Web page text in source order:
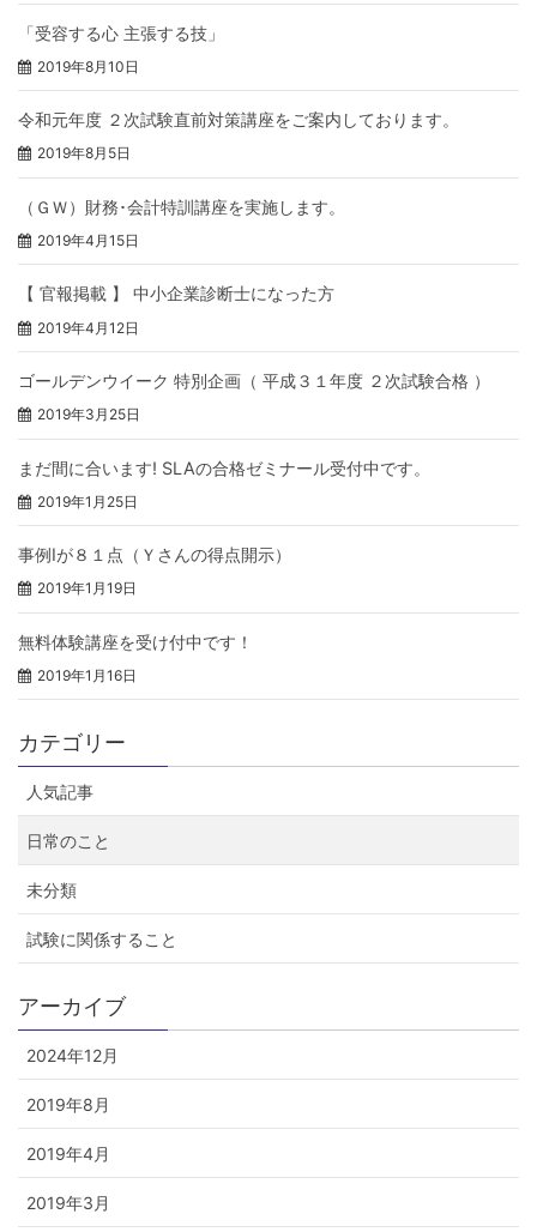
「受容する心 主張する技」
2019年8月10日
令和元年度 ２次試験直前対策講座をご案内しております。
2019年8月5日
（ＧＷ）財務･会計特訓講座を実施します。
2019年4月15日
【 官報掲載 】 中小企業診断士になった方
2019年4月12日
ゴールデンウイーク 特別企画（ 平成３１年度 ２次試験合格 ）
2019年3月25日
まだ間に合います! SLAの合格ゼミナール受付中です。
2019年1月25日
事例Ⅰが８１点（Ｙさんの得点開示）
2019年1月19日
無料体験講座を受け付中です！
2019年1月16日
カテゴリー
人気記事
日常のこと
未分類
試験に関係すること
アーカイブ
2024年12月
2019年8月
2019年4月
2019年3月